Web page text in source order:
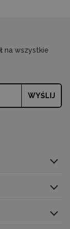
na wszystkie
WYŚLIJ